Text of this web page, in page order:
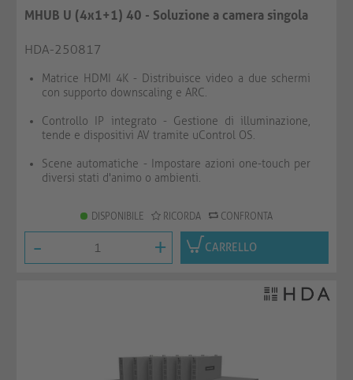
MHUB U (4x1+1) 40 - Soluzione a camera singola
HDA-250817
Matrice HDMI 4K - Distribuisce video a due schermi
con supporto downscaling e ARC.
Controllo IP integrato - Gestione di illuminazione,
tende e dispositivi AV tramite uControl OS.
Scene automatiche - Impostare azioni one-touch per
diversi stati d'animo o ambienti.
DISPONIBILE RICORDA CONFRONTA
- + CARRELLO